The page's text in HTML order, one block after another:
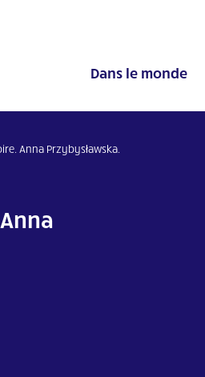
Dans le monde
Anna Przybysławska.